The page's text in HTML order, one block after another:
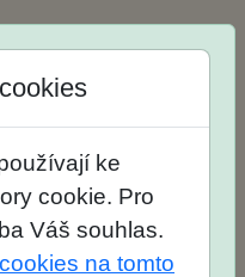
ke
cookie. Pro
Váš souhlas.
na tomto